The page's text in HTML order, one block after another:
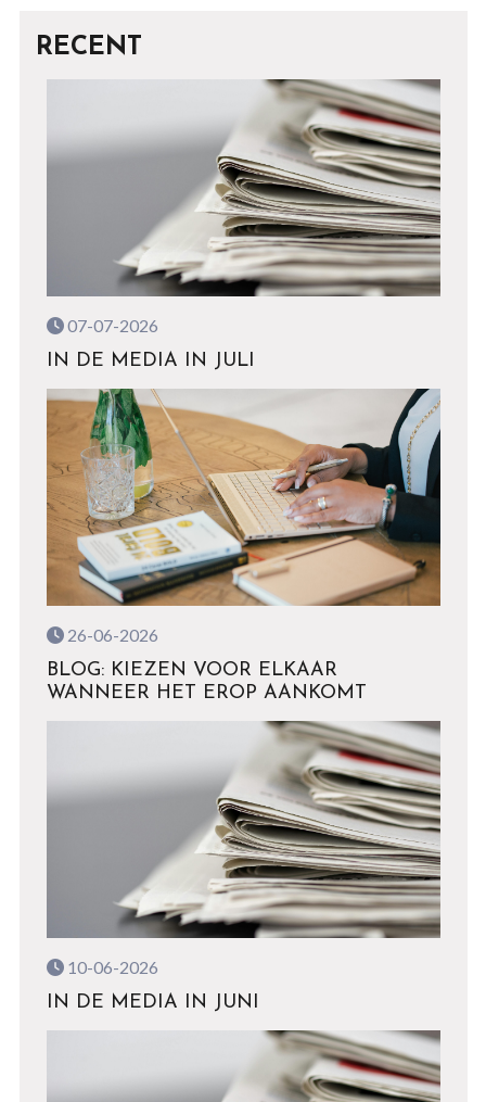
RECENT
07-07-2026
IN DE MEDIA IN JULI
26-06-2026
BLOG: KIEZEN VOOR ELKAAR
WANNEER HET EROP AANKOMT
10-06-2026
IN DE MEDIA IN JUNI